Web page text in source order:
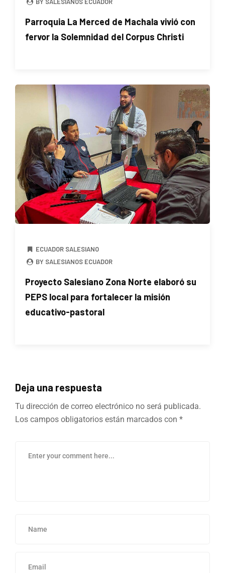
Parroquia La Merced de Machala vivió con
fervor la Solemnidad del Corpus Christi
ECUADOR SALESIANO
BY SALESIANOS ECUADOR
Proyecto Salesiano Zona Norte elaboró su
PEPS local para fortalecer la misión
educativo-pastoral
Deja una respuesta
Tu dirección de correo electrónico no será publicada.
Los campos obligatorios están marcados con *